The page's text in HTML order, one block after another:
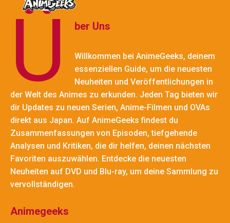
Ü ber Uns
Willkommen bei AnimeGeeks, deinem
essenziellen Guide, um die neuesten
Neuheiten und Veröffentlichungen in
der Welt des Animes zu erkunden. Jeden Tag bieten wir
dir Updates zu neuen Serien, Anime-Filmen und OVAs
direkt aus Japan. Auf AnimeGeeks findest du
Zusammenfassungen von Episoden, tiefgehende
Analysen und Kritiken, die dir helfen, deinen nächsten
Favoriten auszuwählen. Entdecke die neuesten
Neuheiten auf DVD und Blu-ray, um deine Sammlung zu
vervollständigen.
Animegeeks